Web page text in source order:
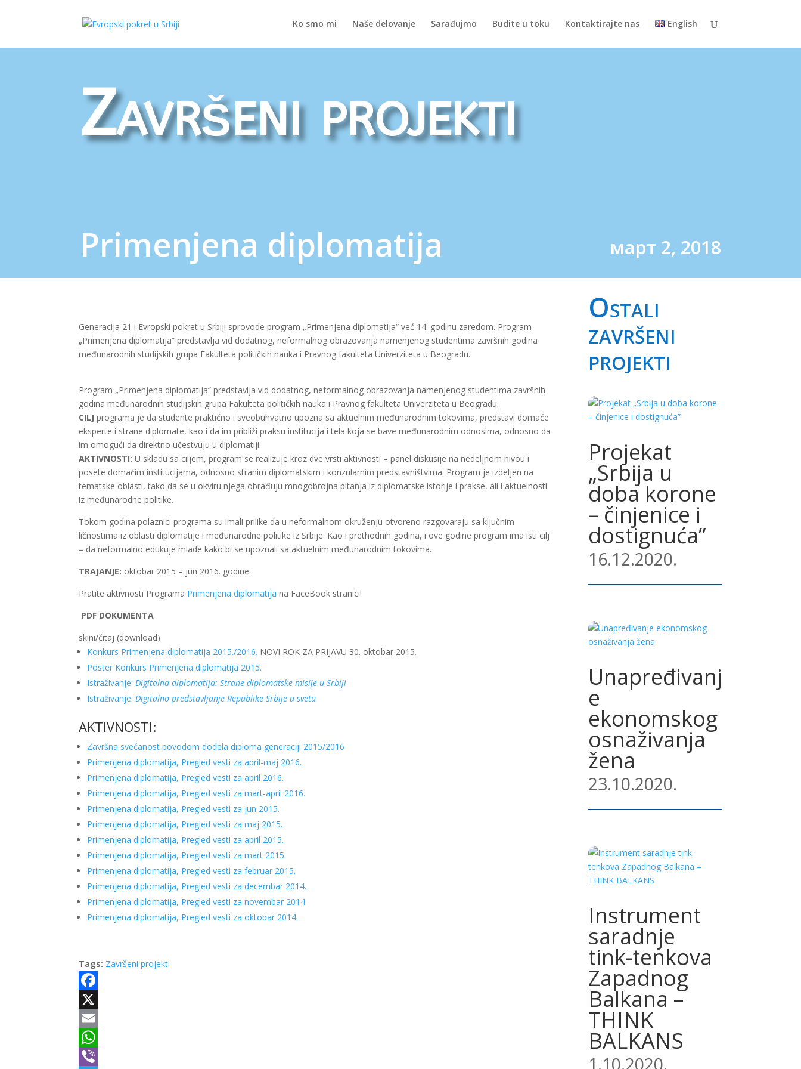
Ko smo mi Naše delovanje Sarađujmo Budite u toku Kontaktirajte nas English
Završeni projekti
Primenjena diplomatija март 2, 2018
Generacija 21 i Evropski pokret u Srbiji sprovode program „Primenjena diplomatija“ već 14. godinu zaredom. Program
„Primenjena diplomatija“ predstavlja vid dodatnog, neformalnog obrazovanja namenjenog studentima završnih godina
međunarodnih studijskih grupa Fakulteta političkih nauka i Pravnog fakulteta Univerziteta u Beogradu.
Program „Primenjena diplomatija“ predstavlja vid dodatnog, neformalnog obrazovanja namenjenog studentima završnih
godina međunarodnih studijskih grupa Fakulteta političkih nauka i Pravnog fakulteta Univerziteta u Beogradu.
CILJ programa je da studente praktično i sveobuhvatno upozna sa aktuelnim međunarodnim tokovima, predstavi domaće
eksperte i strane diplomate, kao i da im približi praksu institucija i tela koja se bave međunarodnim odnosima, odnosno da
im omogući da direktno učestvuju u diplomatiji.
AKTIVNOSTI: U skladu sa ciljem, program se realizuje kroz dve vrsti aktivnosti – panel diskusije na nedeljnom nivou i
posete domaćim institucijama, odnosno stranim diplomatskim i konzularnim predstavništvima. Program je izdeljen na
tematske oblasti, tako da se u okviru njega obrađuju mnogobrojna pitanja iz diplomatske istorije i prakse, ali i aktuelnosti
iz međunarodne politike.
Tokom godina polaznici programa su imali prilike da u neformalnom okruženju otvoreno razgovaraju sa ključnim
ličnostima iz oblasti diplomatije i međunarodne politike iz Srbije. Kao i prethodnih godina, i ove godine program ima isti cilj
– da neformalno edukuje mlade kako bi se upoznali sa aktuelnim međunarodnim tokovima.
TRAJANJE: oktobar 2015 – jun 2016. godine.
Pratite aktivnosti Programa Primenjena diplomatija na FaceBook stranici!
PDF DOKUMENTA
skini/čitaj (download)
Konkurs Primenjena diplomatija 2015./2016. NOVI ROK ZA PRIJAVU 30. oktobar 2015.
Poster Konkurs Primenjena diplomatija 2015.
Istraživanje: Digitalna diplomatija: Strane diplomatske misije u Srbiji
Istraživanje: Digitalno predstavljanje Republike Srbije u svetu
AKTIVNOSTI:
Završna svečanost povodom dodela diploma generaciji 2015/2016
Primenjena diplomatija, Pregled vesti za april-maj 2016.
Primenjena diplomatija, Pregled vesti za april 2016.
Primenjena diplomatija, Pregled vesti za mart-april 2016.
Primenjena diplomatija, Pregled vesti za jun 2015.
Primenjena diplomatija, Pregled vesti za maj 2015.
Primenjena diplomatija, Pregled vesti za april 2015.
Primenjena diplomatija, Pregled vesti za mart 2015.
Primenjena diplomatija, Pregled vesti za februar 2015.
Primenjena diplomatija, Pregled vesti za decembar 2014.
Primenjena diplomatija, Pregled vesti za novembar 2014.
Primenjena diplomatija, Pregled vesti za oktobar 2014.
Tags: Završeni projekti
Facebook
X
Email
WhatsApp
Ostali
završeni
projekti
Projekat
„Srbija u
doba korone
– činjenice i
dostignuća”
16.12.2020.
Unapređivanj
e
ekonomskog
osnaživanja
žena
23.10.2020.
Instrument
saradnje
tink-tenkova
Zapadnog
Balkana –
THINK
BALKANS
1.10.2020.